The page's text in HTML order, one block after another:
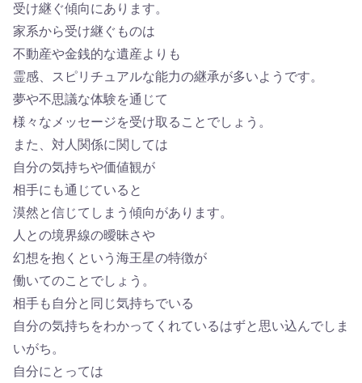
受け継ぐ傾向にあります。
家系から受け継ぐものは
不動産や金銭的な遺産よりも
霊感、スピリチュアルな能力の継承が多いようです。
夢や不思議な体験を通じて
様々なメッセージを受け取ることでしょう。
また、対人関係に関しては
自分の気持ちや価値観が
相手にも通じていると
漠然と信じてしまう傾向があります。
人との境界線の曖昧さや
幻想を抱くという海王星の特徴が
働いてのことでしょう。
相手も自分と同じ気持ちでいる
自分の気持ちをわかってくれているはずと思い込んでしま
いがち。
自分にとっては